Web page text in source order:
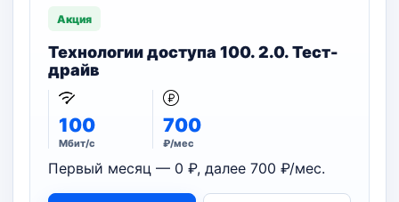
Акция
Технологии доступа 100. 2.0. Тест-
драйв
100
Мбит/с
700
₽/мес
Первый месяц — 0 ₽, далее 700 ₽/мес.